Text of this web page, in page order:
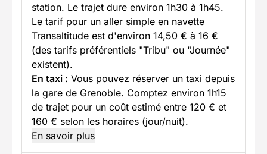
station. Le trajet dure environ 1h30 à 1h45.
Le tarif pour un aller simple en navette
Transaltitude est d'environ 14,50 € à 16 €
(des tarifs préférentiels "Tribu" ou "Journée"
existent).
En taxi : Vous pouvez réserver un taxi depuis
la gare de Grenoble. Comptez environ 1h15
de trajet pour un coût estimé entre 120 € et
160 € selon les horaires (jour/nuit).
En savoir plus